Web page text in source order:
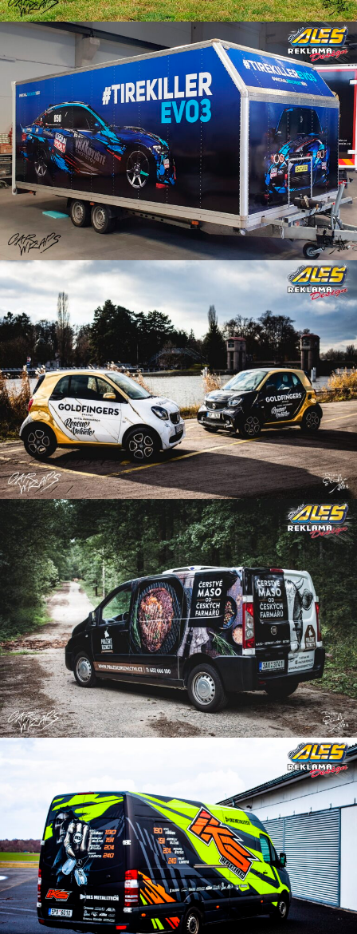
Polep vozíku
Reklama na auto
Reklama-na-dodavku
Reklama na dodávku